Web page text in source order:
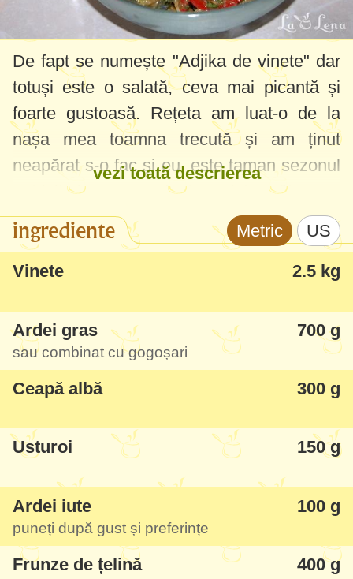
De fapt se numește "Adjika de vinete" dar
totuși este o salată, ceva mai picantă și
foarte gustoasă. Rețeta am luat-o de la
nașa mea toamna trecută și am ținut
neapărat s-o fac și eu, este taman sezonul
potrivit și merge perfect cu niște grătar sau
Pârjoale moldovenești
Este din aceeași categorie cu
Zacuscă
, se păstrează la
frigider 1-2 luni, dacă ajunge :) După ce
gustați din ea o să vă pară rău că ați făcut
doar o porție de rețetă, foarte răcoroasă,
gustoasă și aromată, recomand să
vezi toată descrierea
ingrediente Metric US
Vinete 2.5 kg
Ardei gras 700 g
sau combinat cu gogoșari
Ceapă albă 300 g
Usturoi 150 g
Ardei iute 100 g
puneți după gust și preferințe
Frunze de țelină 400 g